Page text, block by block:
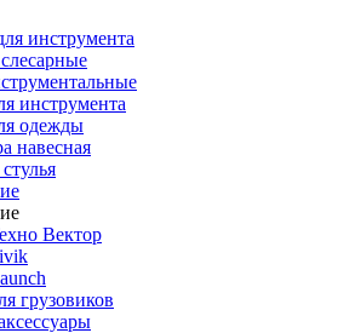
инструмента
инструмента
одежды
навесная
Вектор
грузовиков